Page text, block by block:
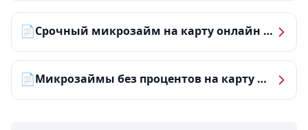
📄 Срочный микрозайм на карту онлайн — получить деньги за 5 минут
📄 Микрозаймы без процентов на карту — ТОП-10 за 2026 год